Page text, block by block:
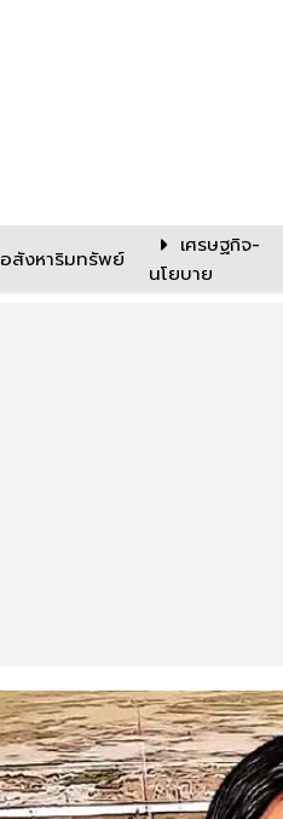
อสังหาริมทรัพย์
เศรษฐกิจ-
นโยบาย